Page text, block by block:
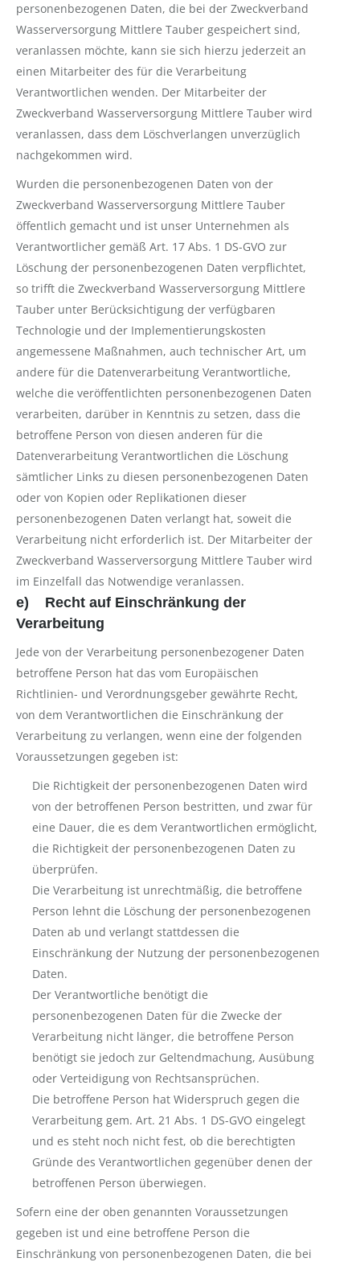
personenbezogenen Daten, die bei der Zweckverband
Wasserversorgung Mittlere Tauber gespeichert sind,
veranlassen möchte, kann sie sich hierzu jederzeit an
einen Mitarbeiter des für die Verarbeitung
Verantwortlichen wenden. Der Mitarbeiter der
Zweckverband Wasserversorgung Mittlere Tauber wird
veranlassen, dass dem Löschverlangen unverzüglich
nachgekommen wird.
Wurden die personenbezogenen Daten von der
Zweckverband Wasserversorgung Mittlere Tauber
öffentlich gemacht und ist unser Unternehmen als
Verantwortlicher gemäß Art. 17 Abs. 1 DS-GVO zur
Löschung der personenbezogenen Daten verpflichtet,
so trifft die Zweckverband Wasserversorgung Mittlere
Tauber unter Berücksichtigung der verfügbaren
Technologie und der Implementierungskosten
angemessene Maßnahmen, auch technischer Art, um
andere für die Datenverarbeitung Verantwortliche,
welche die veröffentlichten personenbezogenen Daten
verarbeiten, darüber in Kenntnis zu setzen, dass die
betroffene Person von diesen anderen für die
Datenverarbeitung Verantwortlichen die Löschung
sämtlicher Links zu diesen personenbezogenen Daten
oder von Kopien oder Replikationen dieser
personenbezogenen Daten verlangt hat, soweit die
Verarbeitung nicht erforderlich ist. Der Mitarbeiter der
Zweckverband Wasserversorgung Mittlere Tauber wird
im Einzelfall das Notwendige veranlassen.
e) Recht auf Einschränkung der
Verarbeitung
Jede von der Verarbeitung personenbezogener Daten
betroffene Person hat das vom Europäischen
Richtlinien- und Verordnungsgeber gewährte Recht,
von dem Verantwortlichen die Einschränkung der
Verarbeitung zu verlangen, wenn eine der folgenden
Voraussetzungen gegeben ist:
Die Richtigkeit der personenbezogenen Daten wird
von der betroffenen Person bestritten, und zwar für
eine Dauer, die es dem Verantwortlichen ermöglicht,
die Richtigkeit der personenbezogenen Daten zu
überprüfen.
Die Verarbeitung ist unrechtmäßig, die betroffene
Person lehnt die Löschung der personenbezogenen
Daten ab und verlangt stattdessen die
Einschränkung der Nutzung der personenbezogenen
Daten.
Der Verantwortliche benötigt die
personenbezogenen Daten für die Zwecke der
Verarbeitung nicht länger, die betroffene Person
benötigt sie jedoch zur Geltendmachung, Ausübung
oder Verteidigung von Rechtsansprüchen.
Die betroffene Person hat Widerspruch gegen die
Verarbeitung gem. Art. 21 Abs. 1 DS-GVO eingelegt
und es steht noch nicht fest, ob die berechtigten
Gründe des Verantwortlichen gegenüber denen der
betroffenen Person überwiegen.
Sofern eine der oben genannten Voraussetzungen
gegeben ist und eine betroffene Person die
Einschränkung von personenbezogenen Daten, die bei